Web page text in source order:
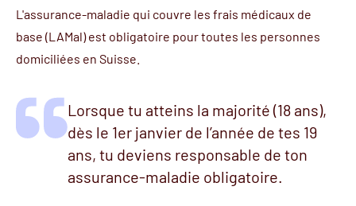
L'assurance-maladie qui couvre les frais médicaux de
base (LAMal) est obligatoire pour toutes les personnes
domiciliées en Suisse.
Lorsque tu atteins la majorité (18 ans),
dès le 1er janvier de l’année de tes 19
ans, tu deviens responsable de ton
assurance-maladie obligatoire.